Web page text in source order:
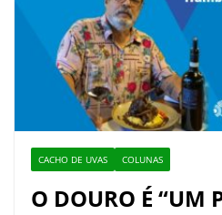
CACHO DE UVAS COLUNAS
O DOURO É “UM